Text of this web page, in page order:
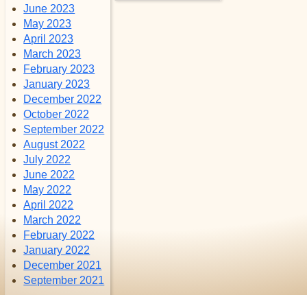
June 2023
May 2023
April 2023
March 2023
February 2023
January 2023
December 2022
October 2022
September 2022
August 2022
July 2022
June 2022
May 2022
April 2022
March 2022
February 2022
January 2022
December 2021
September 2021